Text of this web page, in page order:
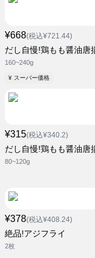
¥668(税込¥721.44)
だし自慢!鶏もも醤油唐
160~240g
¥ スーパー価格
¥315(税込¥340.2)
だし自慢!鶏もも醤油唐
80~120g
¥378(税込¥408.24)
絶品!アジフライ
2枚